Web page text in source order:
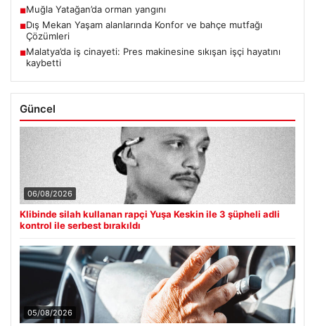
■Muğla Yatağan’da orman yangını
■Dış Mekan Yaşam alanlarında Konfor ve bahçe mutfağı
Çözümleri
■Malatya’da iş cinayeti: Pres makinesine sıkışan işçi hayatını
kaybetti
Güncel
06/08/2026
Klibinde silah kullanan rapçi Yuşa Keskin ile 3 şüpheli adli
kontrol ile serbest bırakıldı
05/08/2026